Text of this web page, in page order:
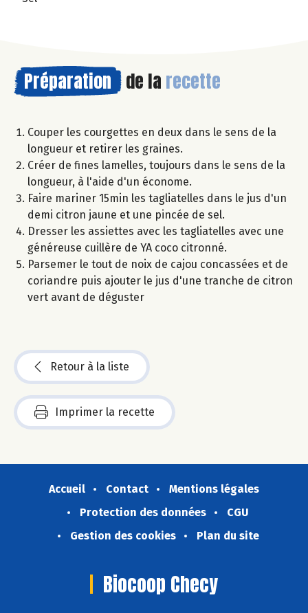
Préparation de la recette
Couper les courgettes en deux dans le sens de la
longueur et retirer les graines.
Créer de fines lamelles, toujours dans le sens de la
longueur, à l'aide d'un économe.
Faire mariner 15min les tagliatelles dans le jus d'un
demi citron jaune et une pincée de sel.
Dresser les assiettes avec les tagliatelles avec une
généreuse cuillère de YA coco citronné.
Parsemer le tout de noix de cajou concassées et de
coriandre puis ajouter le jus d'une tranche de citron
vert avant de déguster
Retour à la liste
Imprimer la recette
Accueil Contact
Mentions légales
Protection des données
CGU
Gestion des cookies
Plan du site
Biocoop Checy